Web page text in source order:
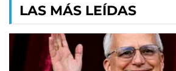
LAS MÁS LEÍDAS